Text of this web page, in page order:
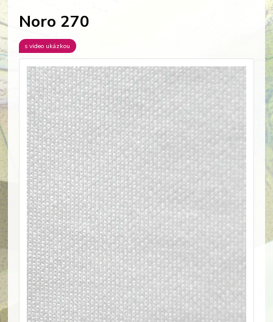
Noro 270
s video ukázkou